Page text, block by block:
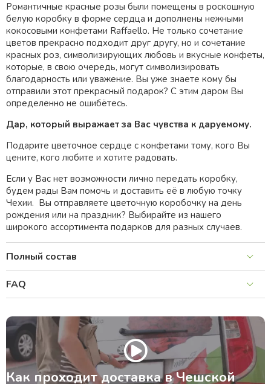
Романтичные красные розы были помещены в роскошную
белую коробку в форме сердца и дополнены нежными
кокосовыми конфетaми Raffaello. Не только сочетание
цветов прекрасно подходит друг другy, но и сочетание
красных роз, символизирующих любовь и вкусные конфеты,
которые, в свою очередь, могут символизировать
благодарность или уважение. Вы уже знаете кому бы
отправили этот прекрасный подарок? С этим даром Вы
определенно не ошибётесь.
Дар, который выражает зa Вас чувства к даруемому.
Подарите цветочное сердце с конфетами тому, кого Bы
цените, кого любите и хотите радовать.
Если у Bас нет возможности лично передать коробку,
будем рады Вам помочь и доставить её в любую точку
Чехии. Вы отправляете цветочную коробочку на день
рождения или на праздник? Выбирайте из нашего
широкого ассортимента подарков для разных случаев.
Полный состав
FAQ
Как проходит доставка в Чешской